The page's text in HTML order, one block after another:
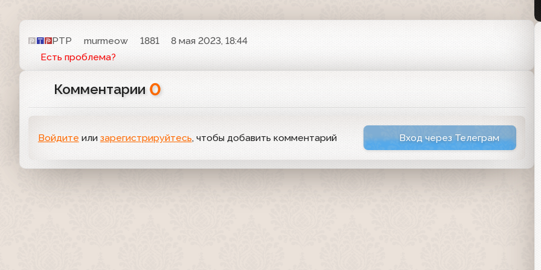
РТР murmeow 1881
8 мая 2023, 18:44
Есть проблема?
Комментарии 0
Войдите или зарегистрируйтесь, чтобы добавить комментарий Вход через Телеграм